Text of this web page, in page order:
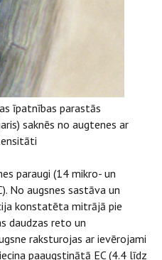
īpatnības parastās
saknēs no augtenes ar
paraugi (14 mikro- un
No augsnes sastāva un
konstatēta mitrājā pie
daudzas reto un
raksturojas ar ievērojami
paaugstinātā EC (4.4 līdz